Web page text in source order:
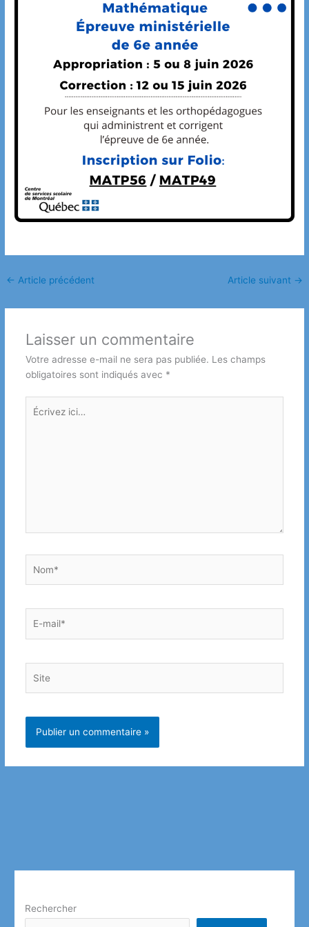
← Article précédent Article suivant →
Laisser un commentaire
Votre adresse e-mail ne sera pas publiée. Les champs
obligatoires sont indiqués avec *
Écrivez
ici…
mail*
Rechercher